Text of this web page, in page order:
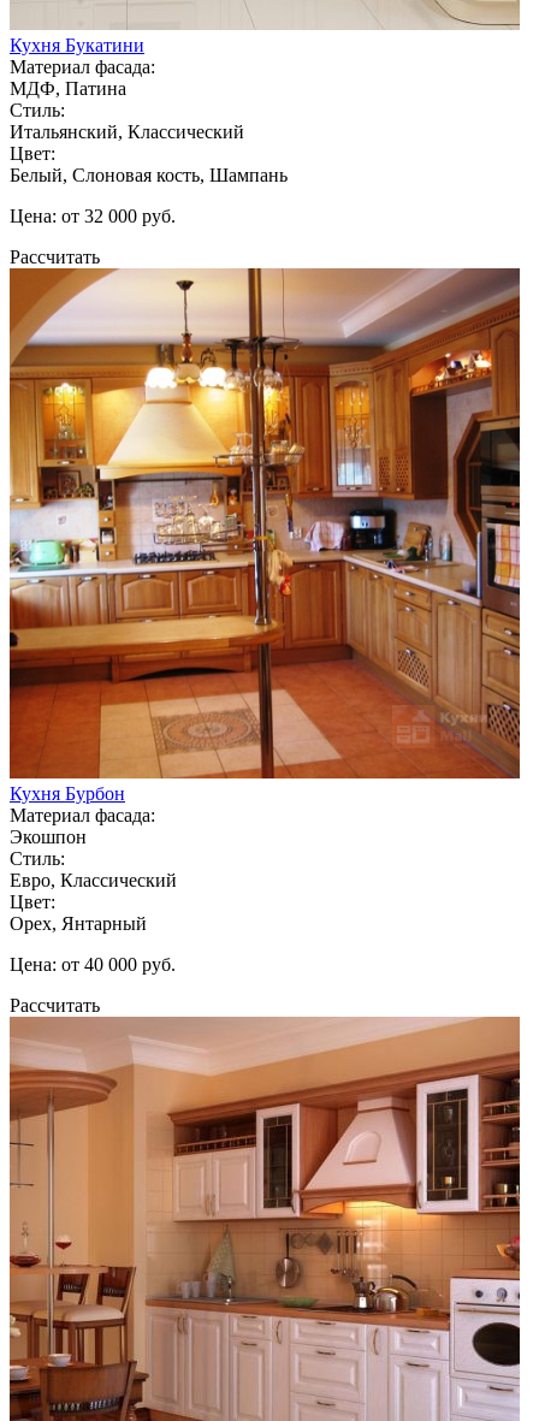
Кухня Букатини
Материал фасада:
МДФ, Патина
Стиль:
Итальянский, Классический
Цвет:
Белый, Слоновая кость, Шампань
Цена: от 32 000 руб.
Рассчитать
Кухня Бурбон
Материал фасада:
Экошпон
Стиль:
Евро, Классический
Цвет:
Орех, Янтарный
Цена: от 40 000 руб.
Рассчитать